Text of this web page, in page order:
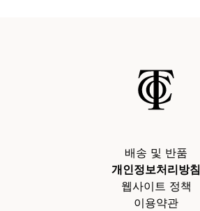
배송 및 반품
개인정보처리방침
웹사이트 정책
이용약관